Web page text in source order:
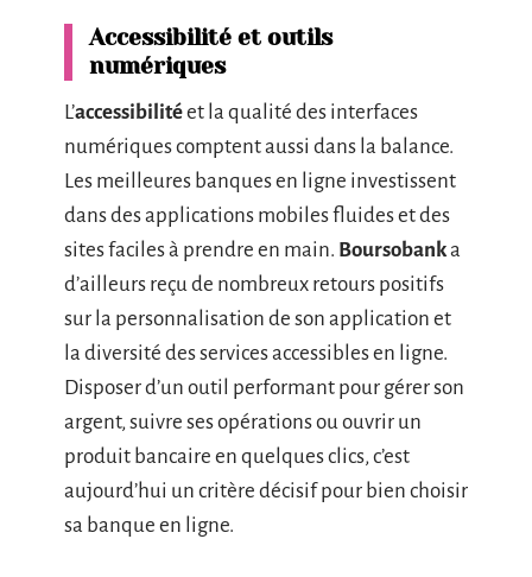
Accessibilité et outils
numériques
L’accessibilitéet la qualité des interfaces
numériques comptent aussi dans la balance.
Les meilleures banques en ligne investissent
dans des applications mobiles fluides et des
sites faciles à prendre en main. Boursobanka
d’ailleurs reçu de nombreux retours positifs
sur la personnalisation de son application et
la diversité des services accessibles en ligne.
Disposer d’un outil performant pour gérer son
argent, suivre ses opérations ou ouvrir un
produit bancaire en quelques clics, c’est
aujourd’hui un critère décisif pour bien choisir
sa banque en ligne.